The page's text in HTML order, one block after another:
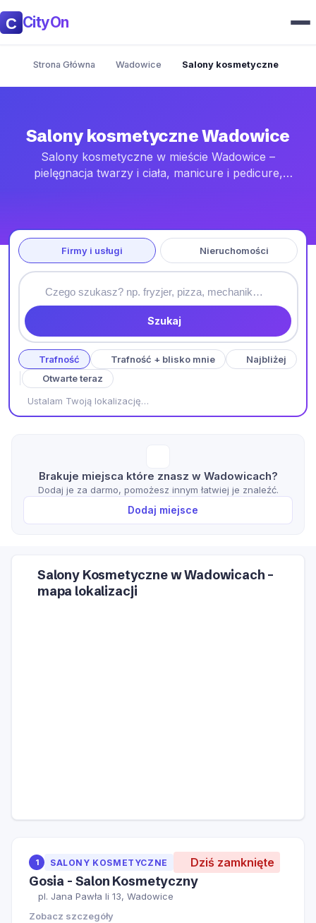
CityOn
Strona Główna Wadowice Salony kosmetyczne
Salony kosmetyczne Wadowice
Salony kosmetyczne w mieście Wadowice –
pielęgnacja twarzy i ciała, manicure i pedicure,
Firmy i usługi Nieruchomości
Szukaj
Trafność Trafność + blisko mnie
Najbliżej
Otwarte teraz
Ustalam Twoją lokalizację…
Brakuje miejsca które znasz w Wadowicach?
Dodaj je za darmo, pomożesz innym łatwiej je znaleźć.
Dodaj miejsce
1 SALONY KOSMETYCZNE Dziś zamknięte
Gosia - Salon Kosmetyczny
pl. Jana Pawła Ii 13, Wadowice
Zobacz szczegóły
Salony Kosmetyczne w Wadowicach –
mapa lokalizacji